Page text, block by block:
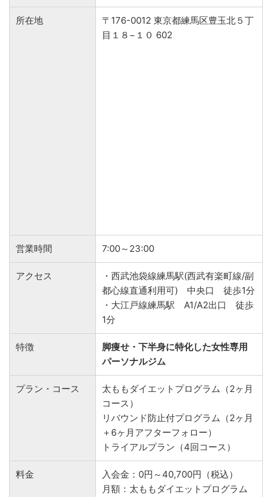
所在地
〒176-0012 東京都練馬区豊玉北５丁
目１８−１０ 602
営業時間 7:00～23:00
アクセス
・西武池袋線練馬駅(西武有楽町線/副
都心線直通利用可) 中央口 徒歩1分
・大江戸線練馬駅 A1/A2出口 徒歩
1分
特徴
脚痩せ・下半身に特化した女性専用
パーソナルジム
プラン・コース
太ももダイエットプログラム（2ヶ月
コース）
リバウンド防止付プログラム（2ヶ月
＋6ヶ月アフターフォロー）
トライアルプラン（4回コース）
料金
入会金：0円～40,700円（税込）
月額：太ももダイエットプログラム